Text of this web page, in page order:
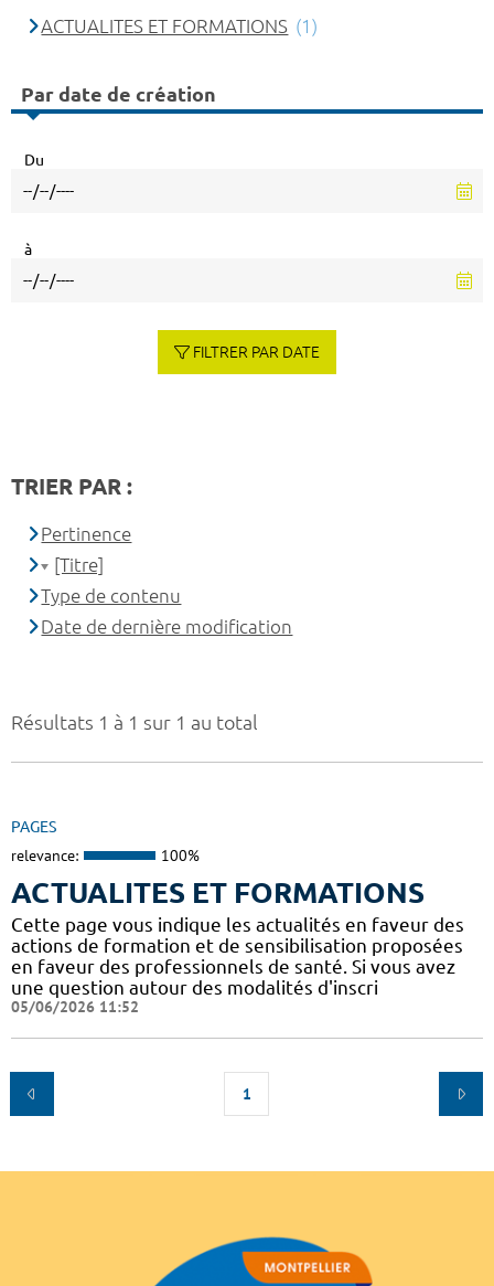
Résultats 1 à 1 sur 1 au total
PAGES
relevance: 100%
ACTUALITES ET FORMATIONS
Cette page vous indique les actualités en faveur des
actions de formation et de sensibilisation proposées
en faveur des professionnels de santé. Si vous avez
une question autour des modalités d'inscri
05/06/2026 11:52
1
ACTUALITES ET FORMATIONS (1)
Par date de création
Du
à
FILTRER PAR DATE
TRIER PAR :
Pertinence
[Titre]
Type de contenu
Date de dernière modification